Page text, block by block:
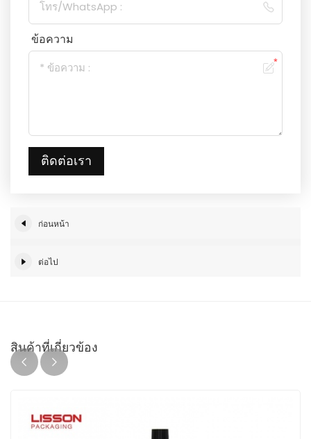
ข้อความ
ติดต่อเรา
ก่อนหน้า
ต่อไป
สินค้าที่เกี่ยวข้อง